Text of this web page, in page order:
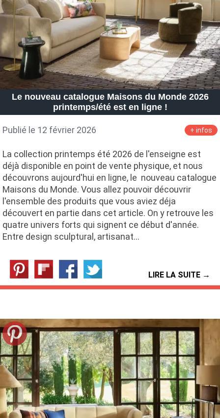
Le nouveau catalogue Maisons du Monde 2026
printemps/été est en ligne !
Publié le 12 février 2026 + infos
La collection printemps été 2026 de l'enseigne est
déjà disponible en point de vente physique, et nous
découvrons aujourd'hui en ligne, le nouveau catalogue
Maisons du Monde. Vous allez pouvoir découvrir
l'ensemble des produits que vous aviez déja
découvert en partie dans cet article. On y retrouve les
quatre univers forts qui signent ce début d'année.
Entre design sculptural, artisanat…
LIRE LA SUITE →